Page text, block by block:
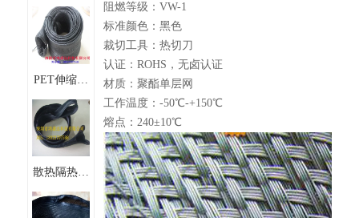
PET伸缩拉
链编织网管
伸缩扩张网
管
散热隔热拉
连网纹管
PET伸缩拉
阻燃等级：VW-1
标准颜色：黑色
裁切工具：热切刀
认证：ROHS，无卤认证
材质：聚酯单层网
工作温度：-50℃-+150℃
熔点：240±10℃